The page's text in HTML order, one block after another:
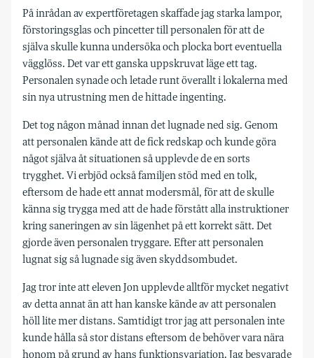
På inrådan av expertföretagen skaffade jag starka lampor,
förstoringsglas och pincetter till personalen för att de
själva skulle kunna undersöka och plocka bort eventuella
vägglöss. Det var ett ganska uppskruvat läge ett tag.
Personalen synade och letade runt överallt i lokalerna med
sin nya utrustning men de hittade ingenting.
Det tog någon månad innan det lugnade ned sig. Genom
att personalen kände att de fick redskap och kunde göra
något själva åt situationen så upplevde de en sorts
trygghet. Vi erbjöd också familjen stöd med en tolk,
eftersom de hade ett annat modersmål, för att de skulle
känna sig trygga med att de hade förstått alla instruktioner
kring saneringen av sin lägenhet på ett korrekt sätt. Det
gjorde även personalen tryggare. Efter att personalen
lugnat sig så lugnade sig även skyddsombudet.
Jag tror inte att eleven Jon upplevde alltför mycket negativt
av detta annat än att han kanske kände av att personalen
höll lite mer distans. Samtidigt tror jag att personalen inte
kunde hålla så stor distans eftersom de behöver vara nära
honom på grund av hans funktionsvariation. Jag besvarade